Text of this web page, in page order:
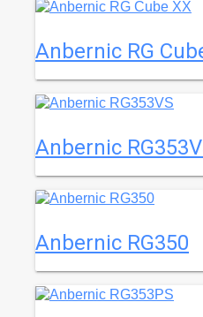
Anbernic RG
Anbernic
Anbernic RG350